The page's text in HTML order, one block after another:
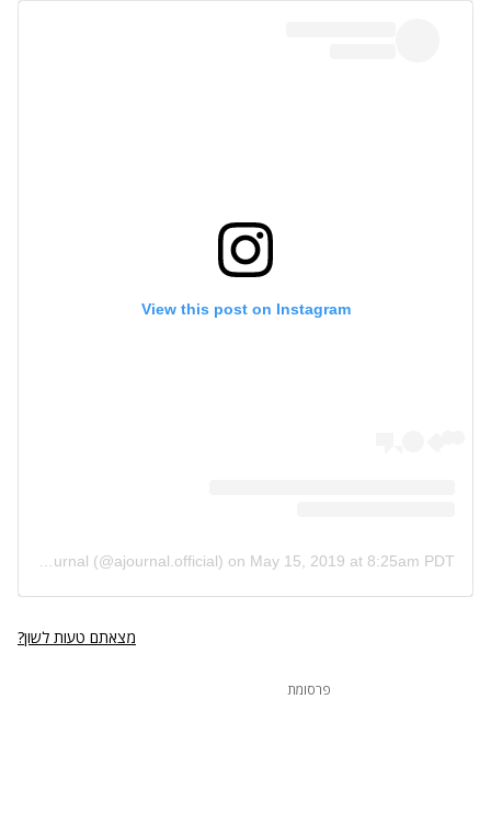
View this post on Instagram
on May 15, 2019 at 8:25am PDT
מצאתם טעות לשון?
פרסומת